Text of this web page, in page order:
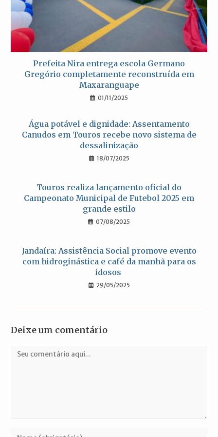
Prefeita Nira entrega escola Germano
Gregório completamente reconstruída em
Maxaranguape
01/11/2025
Água potável e dignidade: Assentamento
Canudos em Touros recebe novo sistema de
dessalinização
18/07/2025
Touros realiza lançamento oficial do
Campeonato Municipal de Futebol 2025 em
grande estilo
07/08/2025
Jandaíra: Assistência Social promove evento
com hidroginástica e café da manhã para os
idosos
29/05/2025
Deixe um comentário
Comentário
Digite